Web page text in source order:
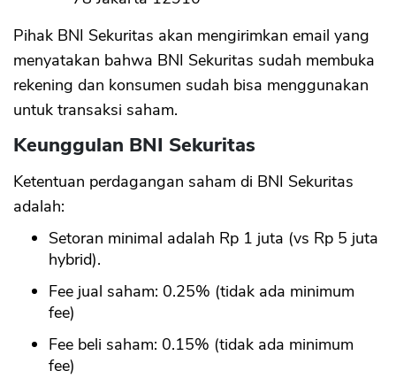
Pihak BNI Sekuritas akan mengirimkan email yang
menyatakan bahwa BNI Sekuritas sudah membuka
rekening dan konsumen sudah bisa menggunakan
untuk transaksi saham.
Keunggulan BNI Sekuritas
Ketentuan perdagangan saham di BNI Sekuritas
adalah:
Setoran minimal adalah Rp 1 juta (vs Rp 5 juta
hybrid).
Fee jual saham: 0.25% (tidak ada minimum
fee)
Fee beli saham: 0.15% (tidak ada minimum
fee)